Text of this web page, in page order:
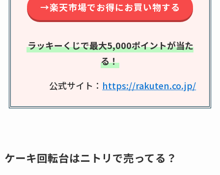
エッセンシャルフラ
ットが廃盤？なぜ？
売ってない？どこで
売ってるか・代替品
など解説
ビタクラフトのウル
キーピング販売終了
→楽天市場でお得にお買い物する
ラッキーくじで最大5,000ポイントが当た
る！
公式サイト： https://rakuten.co.jp/
ケーキ回転台はニトリで売ってる？